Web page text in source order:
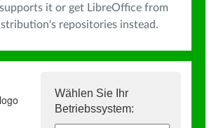
it or get LibreOffice from
repositories instead.
Wählen Sie Ihr
Betriebssystem: